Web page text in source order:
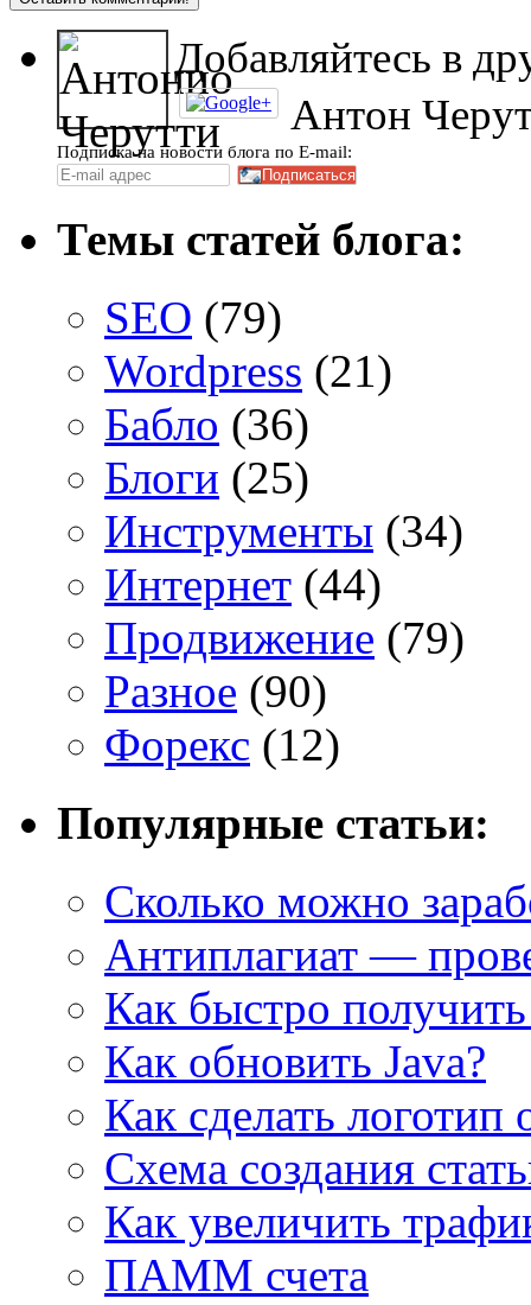
Добавляйтесь в
Антон
Подписка на новости блога по E-mail:
Темы статей блога:
SEO (79)
Wordpress (21)
Бабло (36)
Блоги (25)
Инструменты (34)
Интернет (44)
Продвижение (79)
Разное (90)
Форекс (12)
Популярные статьи:
Сколько можно
Антиплагиат —
Как быстро
Как обновить Java?
Как сделать логотип
Cхема создания
Как увеличить
ПАММ счета